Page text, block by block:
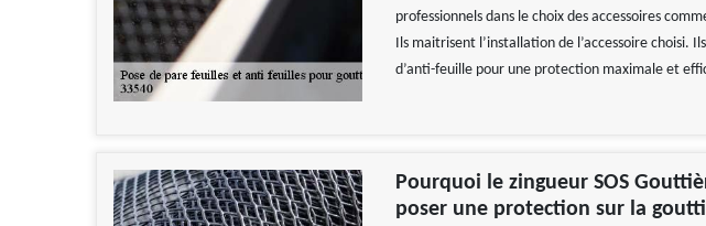
professionnels dans le choix des accessoires
Ils maitrisent l’installation de l’accessoire choisi.
d’anti-feuille pour une protection maximale et
Pourquoi le zingueur SOS
poser une protection sur la